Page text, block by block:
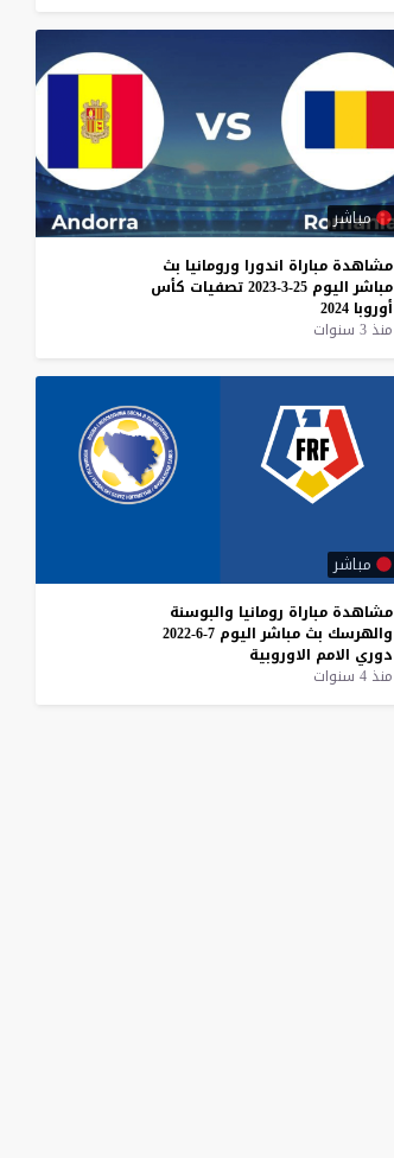
مباشر
مشاهدة مباراة اندورا ورومانيا بث
مباشر اليوم 25-3-2023 تصفيات كأس
أوروبا 2024
منذ 3 سنوات
مباشر
مشاهدة مباراة رومانيا والبوسنة
والهرسك بث مباشر اليوم 7-6-2022
دوري الامم الاوروبية
منذ 4 سنوات